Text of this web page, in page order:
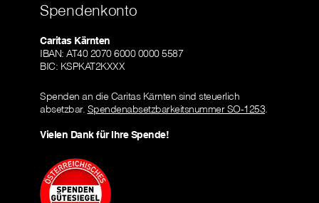
Spendenkonto
Caritas Kärnten
IBAN: AT40 2070 6000 0000 5587
BIC: KSPKAT2KXXX
Spenden an die Caritas Kärnten sind steuerlich
absetzbar. Spendenabsetzbarkeitsnummer SO-1253.
Vielen Dank für Ihre Spende!